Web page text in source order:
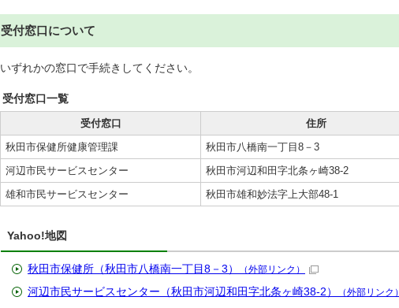
受付窓口について
いずれかの窓口で手続きしてください。
受付窓口一覧
受付窓口 住所
秋田市保健所健康管理課
秋田市八橋南一丁目8－3
河辺市民サービスセンター
秋田市河辺和田字北条ヶ崎38-2
雄和市民サービスセンター
秋田市雄和妙法字上大部48-1
Yahoo!地図
秋田市保健所（秋田市八橋南一丁目8－3） （外部リンク）
河辺市民サービスセンター（秋田市河辺和田字北条ヶ崎38-2） （外部リンク）